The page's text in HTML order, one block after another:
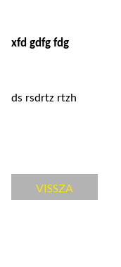
xfd gdfg fdg
ds rsdrtz rtzh
VISSZA